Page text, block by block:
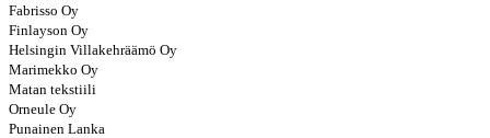
Fabrisso Oy
Finlayson Oy
Helsingin Villakehräämö Oy
Marimekko Oy
Matan tekstiili
Orneule Oy
Punainen Lanka